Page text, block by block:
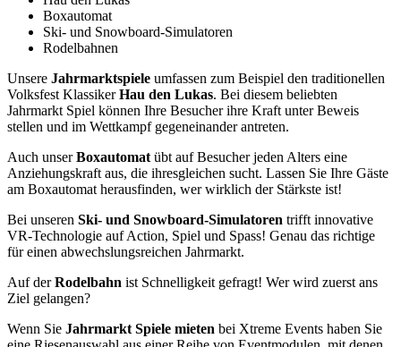
Boxautomat
Ski- und Snowboard-Simulatoren
Rodelbahnen
Unsere Jahrmarktspiele umfassen zum Beispiel den traditionellen
Volksfest KlassikerHau den Lukas. Bei diesem beliebten
Jahrmarkt Spiel können Ihre Besucher ihre Kraft unter Beweis
stellen und im Wettkampf gegeneinander antreten.
Auch unserBoxautomat übt auf Besucher jeden Alters eine
Anziehungskraft aus, die ihresgleichen sucht. Lassen Sie Ihre Gäste
am Boxautomat herausfinden, wer wirklich der Stärkste ist!
Bei unseren Ski- und Snowboard-Simulatoren trifft innovative
VR-Technologie auf Action, Spiel und Spass! Genau das richtige
für einen abwechslungsreichen Jahrmarkt.
Auf derRodelbahn ist Schnelligkeit gefragt! Wer wird zuerst ans
Ziel gelangen?
Wenn Sie Jahrmarkt Spiele mieten bei Xtreme Events haben Sie